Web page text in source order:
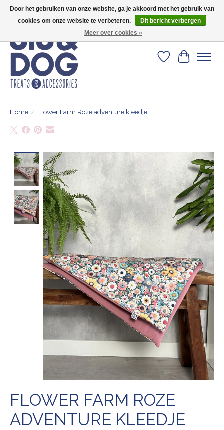
Verlanglijst
Home / Flower Farm Roze adventure kleedje
Product image slideshow Items
FLOWER FARM ROZE
ADVENTURE KLEEDJE
Door het gebruiken van onze website, ga je akkoord met het gebruik van
cookies om onze website te verbeteren.
Dit bericht verbergen
Meer over cookies »
Geef je hond het kleedje waar 500+ baasjes fan van zijn!